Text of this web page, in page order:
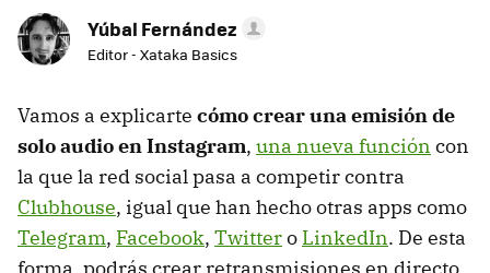
Yúbal Fernández
Editor - Xataka Basics
Vamos a explicarte cómo crear una emisión de
solo audio en Instagram, una nueva función con
la que la red social pasa a competir contra
Clubhouse, igual que han hecho otras apps como
Telegram, Facebook, Twittero LinkedIn. De esta